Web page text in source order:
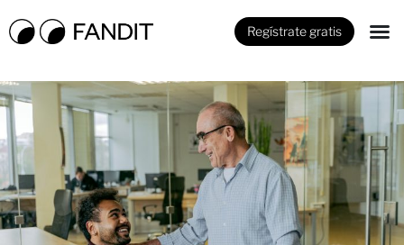
Regístrate gratis